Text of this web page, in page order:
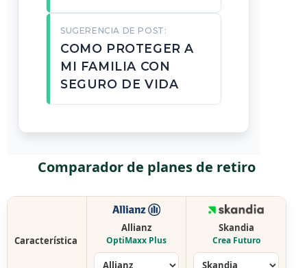
SUGERENCIA DE POST:
COMO PROTEGER A
MI FAMILIA CON
SEGURO DE VIDA
Comparador de planes de retiro
Característica
Allianz
OptiMaxx Plus
Skandia
Crea Futuro